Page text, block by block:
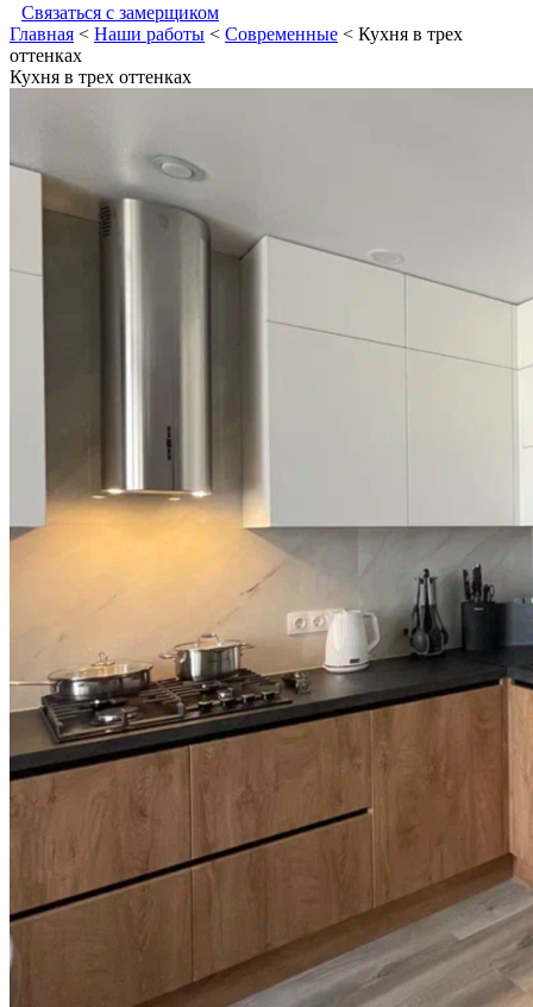
Связаться с замерщиком
Главная < Наши работы < Современные < Кухня в трех
оттенках
Кухня в трех оттенках